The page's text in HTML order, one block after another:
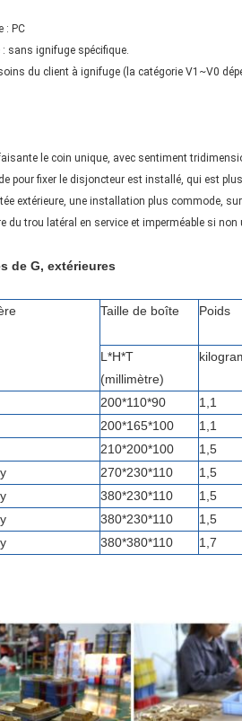
: PC
sans ignifuge spécifique.
du client à ignifuge (la catégorie V1~V0
le coin unique, avec sentiment
pour fixer le disjoncteur est installé, qui est
extérieure, une installation plus commode,
du trou latéral en service et imperméable si non
de G, extérieures
Taille de boîte Poids
L*H*T
(millimètre)
200*110*90
1,1
200*165*100
1,1
210*200*100
1,5
270*230*110
1,5
380*230*110
1,5
380*230*110
1,5
380*380*110 1,7